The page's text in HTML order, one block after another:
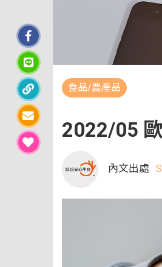
食品/農產品
2022/05
內文出處